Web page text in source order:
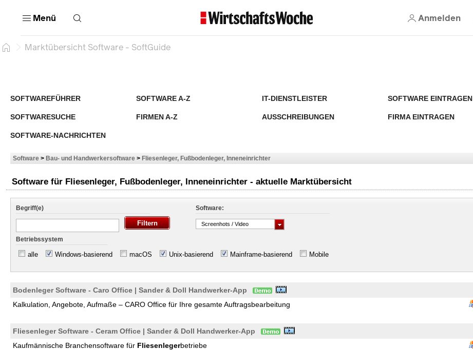
Menü Anmelden
Marktübersicht Software - SoftGuide
SOFTWAREFÜHRER SOFTWARE A-Z IT-DIENSTLEISTER SOFTWARE EINTRAGEN
SOFTWARESUCHE FIRMEN A-Z AUSSCHREIBUNGEN FIRMA EINTRAGEN
SOFTWARE-NACHRICHTEN
Software > Bau- und Handwerkersoftware > Fliesenleger, Fußbodenleger, Inneneinrichter
Software für Fliesenleger, Fußbodenleger, Inneneinrichter - aktuelle Marktübersicht
Begriff(e) Software:
Screenhots / Video
Betriebssystem
alle Windows-basierend macOS Unix-basierend Mainframe-basierend Mobile
Bodenleger Software - Caro Office | Sander & Doll Handwerker-App
Kalkulation, Angebote, Aufmaße – CARO Office für Ihre gesamte Auftragsbearbeitung
Fliesenleger Software - Ceram Office | Sander & Doll Handwerker-App
Kaufmännische Branchensoftware für Fliesenlegerbetriebe